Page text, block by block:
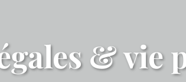
& vie